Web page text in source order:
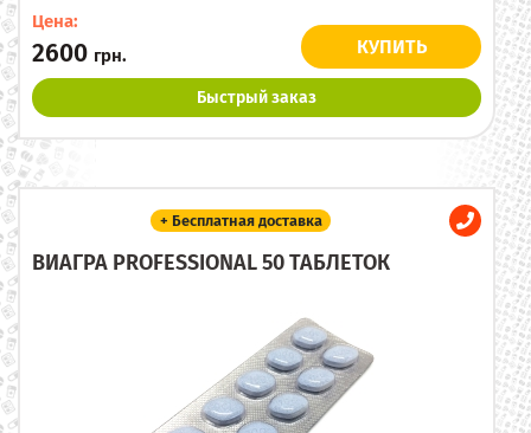
Цена:
2600 грн. КУПИТЬ
Быстрый заказ
+ Бесплатная доставка
ВИАГРА PROFESSIONAL 50 ТАБЛЕТОК